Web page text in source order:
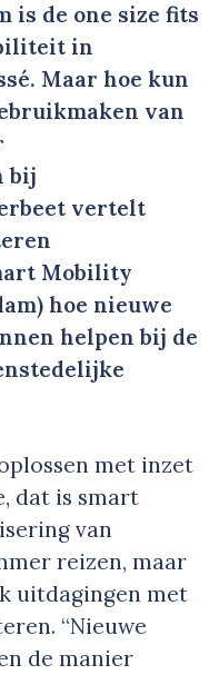
is de one size fits
in
Maar hoe kun
van
bij
vertelt
Mobility
hoe nieuwe
helpen bij de
met inzet
dat is smart
van
reizen, maar
uitdagingen met
“Nieuwe
de manier